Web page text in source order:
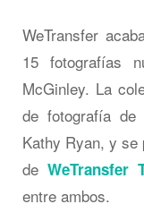
WeTransfer
15 fotografías
McGinley. La
de fotografía
Kathy Ryan, y se
de WeTransfer
entre ambos.